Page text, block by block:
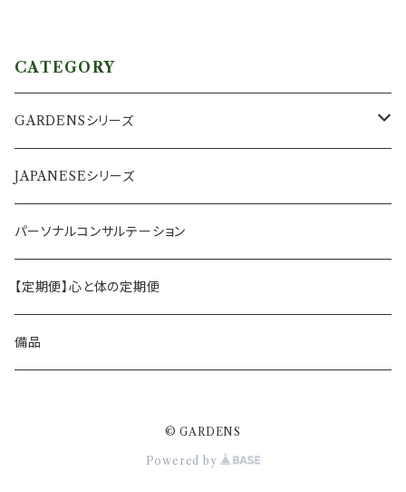
CATEGORY
GARDENSシリーズ
アソート／ギフト
ティーパックタイプ
1ヶ月分
ティーバックタイプ
リーフタイプ
JAPANESEシリーズ
パーソナルコンサルテーション
【定期便】心と体の定期便
備品
© GARDENS
Powered by